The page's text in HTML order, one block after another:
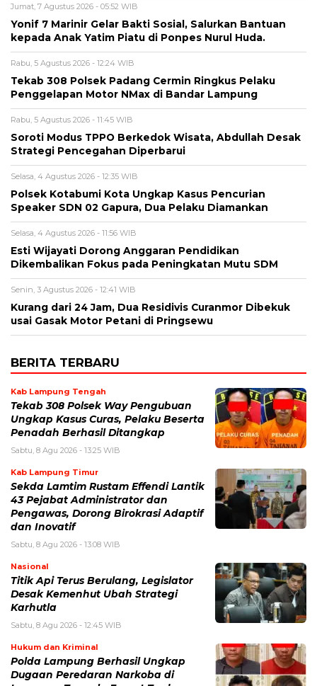
Jumat, 7 Agustus 2026 - 05:52 WIB
Yonif 7 Marinir Gelar Bakti Sosial, Salurkan Bantuan
kepada Anak Yatim Piatu di Ponpes Nurul Huda.
Rabu, 5 Agustus 2026 - 12:24 WIB
Tekab 308 Polsek Padang Cermin Ringkus Pelaku
Penggelapan Motor NMax di Bandar Lampung
Rabu, 5 Agustus 2026 - 11:45 WIB
Soroti Modus TPPO Berkedok Wisata, Abdullah Desak
Strategi Pencegahan Diperbarui
Selasa, 4 Agustus 2026 - 12:35 WIB
Polsek Kotabumi Kota Ungkap Kasus Pencurian
Speaker SDN 02 Gapura, Dua Pelaku Diamankan
Selasa, 4 Agustus 2026 - 11:56 WIB
Esti Wijayati Dorong Anggaran Pendidikan
Dikembalikan Fokus pada Peningkatan Mutu SDM
Senin, 3 Agustus 2026 - 12:41 WIB
Kurang dari 24 Jam, Dua Residivis Curanmor Dibekuk
usai Gasak Motor Petani di Pringsewu
BERITA TERBARU
Kab Lampung Tengah
Tekab 308 Polsek Way Pengubuan
Ungkap Kasus Curas, Pelaku Beserta
Penadah Berhasil Ditangkap
Sabtu, 8 Agu 2026 - 13:25 WIB
Kab Lampung Timur
Sekda Lamtim Rustam Effendi Lantik
43 Pejabat Administrator dan
Pengawas, Dorong Birokrasi Adaptif
dan Inovatif
Sabtu, 8 Agu 2026 - 13:08 WIB
Nasional
Titik Api Terus Berulang, Legislator
Desak Kemenhut Ubah Strategi
Karhutla
Sabtu, 8 Agu 2026 - 12:45 WIB
Hukum dan Kriminal
Polda Lampung Berhasil Ungkap
Dugaan Peredaran Narkoba di